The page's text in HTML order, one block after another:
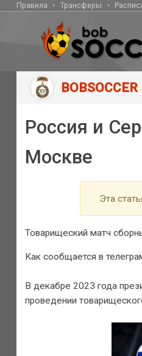
Правила Трансферы
BOBSOCCER
Россия и
Москве
Эта
Товарищеский матч
Как сообщается в
В декабре 2023 года
проведении